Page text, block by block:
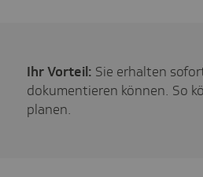
Ihr Vorteil: Sie erhalten
dokumentieren können. So
planen.